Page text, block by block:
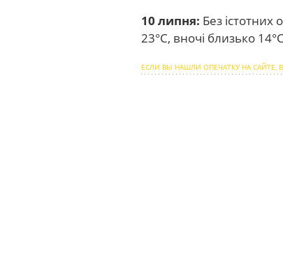
10 липня: Без
23°C, вночі близько
ЕСЛИ ВЫ НАШЛИ ОПЕЧАТКУ НА САЙТЕ,